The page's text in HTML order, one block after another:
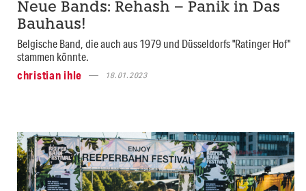
Neue Bands: Rehash – Panik in Das
Bauhaus!
Belgische Band, die auch aus 1979 und Düsseldorfs "Ratinger Hof"
stammen könnte.
christian ihle
18.01.2023